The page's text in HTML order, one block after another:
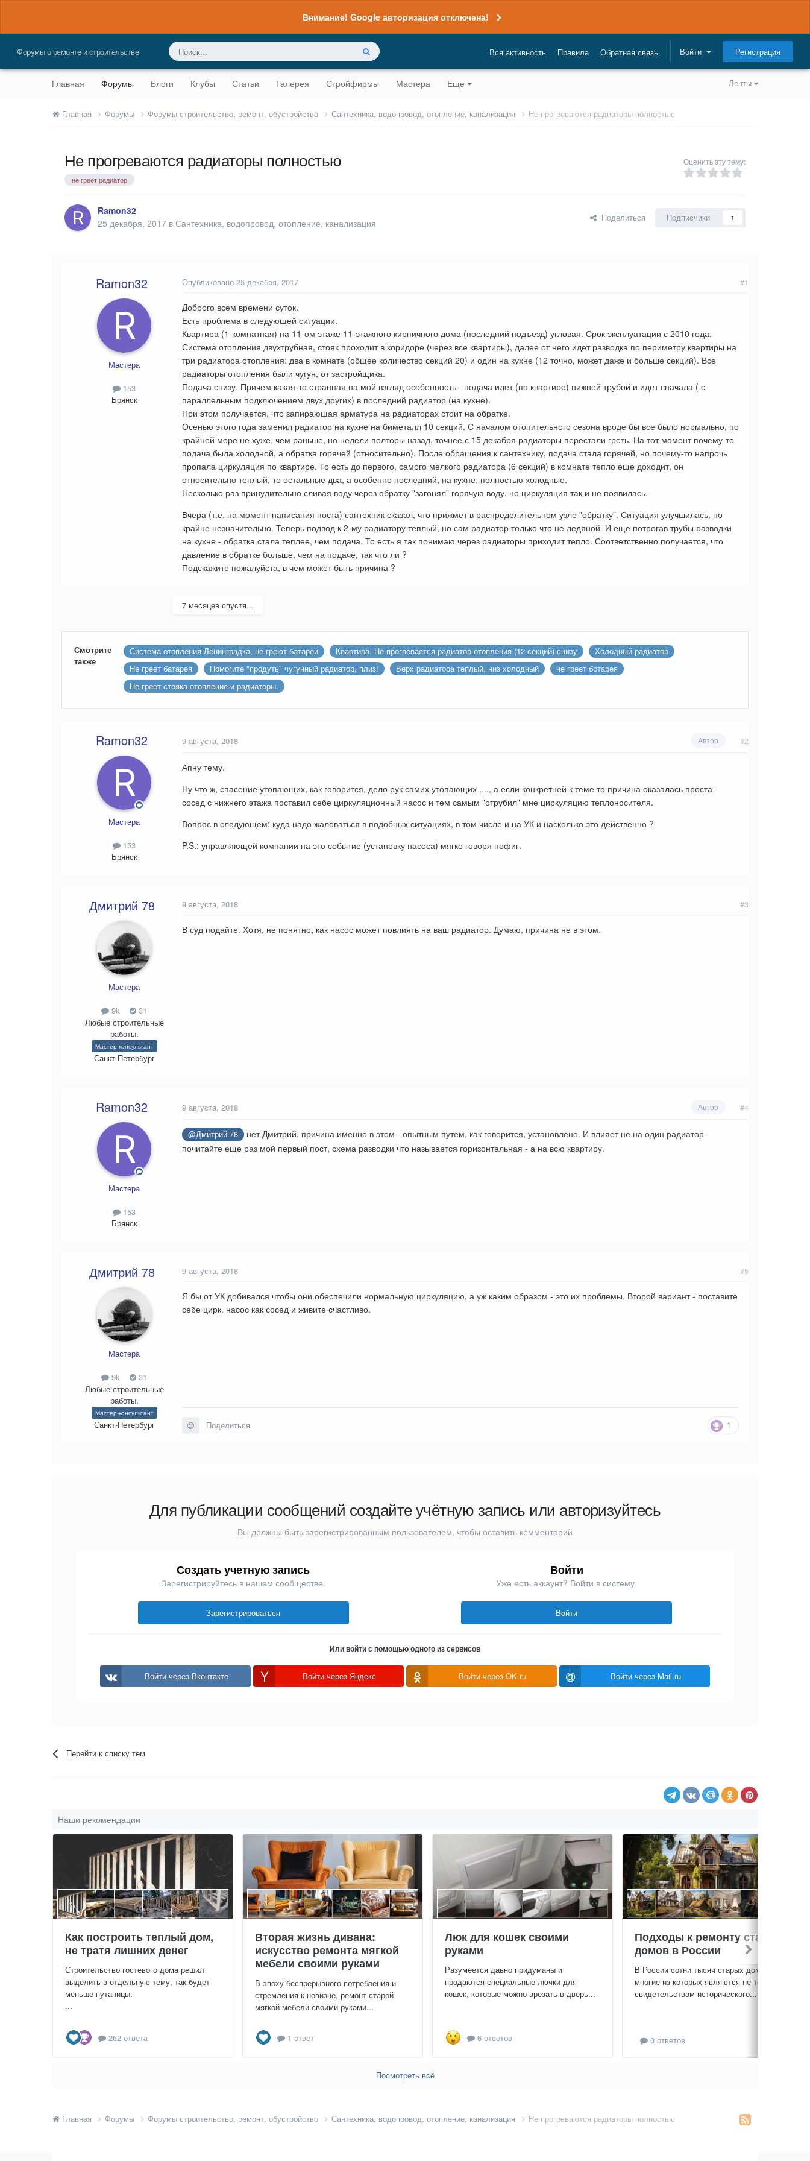
Внимание! Google авторизация отключена!
Форумы о ремонте и строительстве Вся активность Правила Обратная связь Войти Регистрация
Ленты
Главная Форумы Блоги Клубы Статьи Галерея Стройфирмы Мастера Еще
Главная Форумы Форумы строительство, ремонт, обустройство Сантехника, водопровод, отопление, канализация Не прогреваются радиаторы полностью
Не прогреваются радиаторы полностью
не греет радиатор
Оценить эту тему:
Ramon32
25 декабря, 2017 в Сантехника, водопровод, отопление, канализация Поделиться Подписчики 1
Ramon32
Мастера
153
Брянск
#1
Опубликовано 25 декабря, 2017
Доброго всем времени суток.
Есть проблема в следующей ситуации.
Квартира (1-комнатная) на 11-ом этаже 11-этажного кирпичного дома (последний подъезд) угловая. Срок эксплуатации с 2010 года.
Система отопления двухтрубная, стояк проходит в коридоре (через все квартиры), далее от него идет разводка по периметру квартиры на
три радиатора отопления: два в комнате (общее количество секций 20) и один на кухне (12 точно, может даже и больше секций). Все
радиаторы отопления были чугун, от застройщика.
Подача снизу. Причем какая-то странная на мой взгляд особенность - подача идет (по квартире) нижней трубой и идет сначала ( с
параллельным подключением двух других) в последний радиатор (на кухне).
При этом получается, что запирающая арматура на радиаторах стоит на обратке.
Осенью этого года заменил радиатор на кухне на биметалл 10 секций. С началом отопительного сезона вроде бы все было нормально, по
крайней мере не хуже, чем раньше, но недели полторы назад, точнее с 15 декабря радиаторы перестали греть. На тот момент почему-то
подача была холодной, а обратка горячей (относительно). После обращения к сантехнику, подача стала горячей, но почему-то напрочь
пропала циркуляция по квартире. То есть до первого, самого мелкого радиатора (6 секций) в комнате тепло еще доходит, он
относительно теплый, то остальные два, а особенно последний, на кухне, полностью холодные.
Несколько раз принудительно сливая воду через обратку "загонял" горячую воду, но циркуляция так и не появилась.
Вчера (т.е. на момент написания поста) сантехник сказал, что прижмет в распределительном узле "обратку". Ситуация улучшилась, но
крайне незначительно. Теперь подвод к 2-му радиатору теплый, но сам радиатор только что не ледяной. И еще потрогав трубы разводки
на кухне - обратка стала теплее, чем подача. То есть я так понимаю через радиаторы приходит тепло. Соответственно получается, что
давление в обратке больше, чем на подаче, так что ли ?
Подскажите пожалуйста, в чем может быть причина ?
7 месяцев спустя...
Смотрите
также
Система отопления Ленинградка, не греют батареи Квартира. Не прогревается радиатор отопления (12 секций) снизу
Холодный радиатор
Не греет батарея
Помогите "продуть" чугунный радиатор, плиз! Верх радиатора теплый, низ холодный
не греет ботарея
Не греет стояка отопление и радиаторы.
Ramon32
Мастера
153
Брянск
Автор #2
9 августа, 2018
Апну тему.
Ну что ж, спасение утопающих, как говорится, дело рук самих утопающих ...., а если конкретней к теме то причина оказалась проста -
сосед с нижнего этажа поставил себе циркуляционный насос и тем самым "отрубил" мне циркуляцию теплоносителя.
Вопрос в следующем: куда надо жаловаться в подобных ситуациях, в том числе и на УК и насколько это действенно ?
P.S.: управляющей компании на это событие (установку насоса) мягко говоря пофиг.
Дмитрий 78
Мастера
9k
31
Любые строительные
работы.
Мастер-консультант
Санкт-Петербург
#3
9 августа, 2018
В суд подайте. Хотя, не понятно, как насос может повлиять на ваш радиатор. Думаю, причина не в этом.
Ramon32
Мастера
153
Брянск
Автор #4
9 августа, 2018
@Дмитрий 78
нет Дмитрий, причина именно в этом - опытным путем, как говорится, установлено. И влияет не на один радиатор -
почитайте еще раз мой первый пост, схема разводки что называется горизонтальная - а на всю квартиру.
Дмитрий 78
Мастера
9k
31
Любые строительные
работы.
Мастер-консультант
Санкт-Петербург
#5
9 августа, 2018
Я бы от УК добивался чтобы они обеспечили нормальную циркуляцию, а уж каким образом - это их проблемы. Второй вариант - поставите
себе цирк. насос как сосед и живите счастливо.
1
Поделиться
Для публикации сообщений создайте учётную запись или авторизуйтесь
Вы должны быть зарегистрированным пользователем, чтобы оставить комментарий
Создать учетную запись
Зарегистрируйтесь в нашем сообществе.
Зарегистрироваться
Войти
Уже есть аккаунт? Войти в систему.
Войти
Или войти с помощью одного из сервисов
Войти через Вконтакте Войти через Яндекс Войти через OK.ru Войти через Mail.ru
Перейти к списку тем
Наши рекомендации
Как построить теплый дом,
не тратя лишних денег
Строительство гостевого дома решил
выделить в отдельную тему, так будет
меньше путаницы.
...
262 ответа
Вторая жизнь дивана:
искусство ремонта мягкой
мебели своими руками
В эпоху беспрерывного потребления и
стремления к новизне, ремонт старой
мягкой мебели своими руками...
1 ответ
Люк для кошек своими
руками
Разумеется давно придуманы и
продаются специальные лючки для
кошек, которые можно врезать в дверь...
6 ответов
Подходы к ремонту старых
домов в России
В России сотни тысяч старых домов,
многие из которых являются не только
свидетельством исторического...
0 ответов
Посмотреть всё
Главная Форумы Форумы строительство, ремонт, обустройство Сантехника, водопровод, отопление, канализация Не прогреваются радиаторы полностью